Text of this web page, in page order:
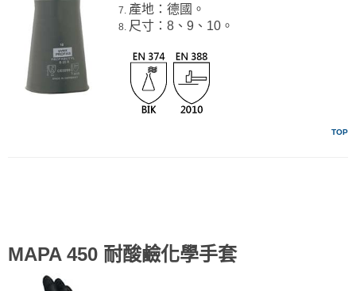
產地：德國。
尺寸：8、9、10。
TOP
MAPA 450 耐酸鹼化學手套